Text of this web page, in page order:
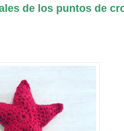
de los puntos de